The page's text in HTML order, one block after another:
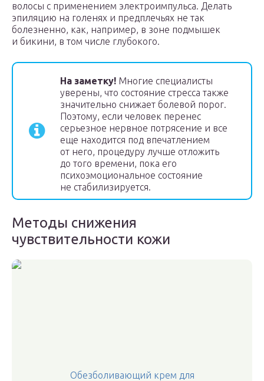
волосы с применением электроимпульса. Делать
эпиляцию на голенях и предплечьях не так
болезненно, как, например, в зоне подмышек
и бикини, в том числе глубокого.
На заметку! Многие специалисты
уверены, что состояние стресса также
значительно снижает болевой порог.
Поэтому, если человек перенес
серьезное нервное потрясение и все
еще находится под впечатлением
от него, процедуру лучше отложить
до того времени, пока его
психоэмоциональное состояние
не стабилизируется.
Методы снижения
чувствительности кожи
Обезболивающий крем для